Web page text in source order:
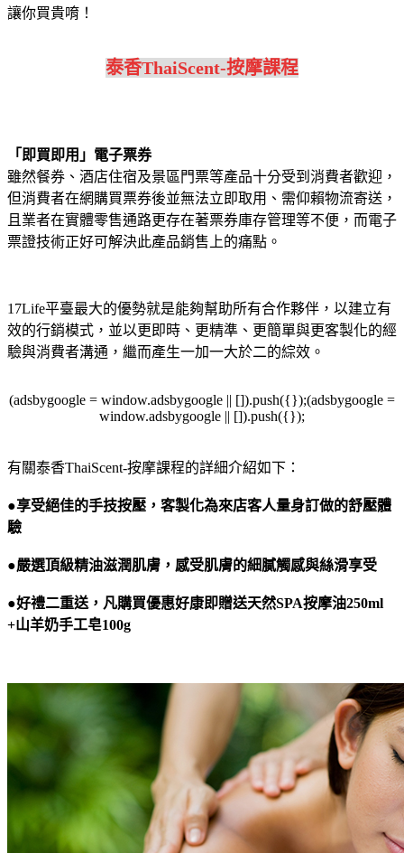
讓你買貴唷！
泰香ThaiScent-按摩課程
「即買即用」電子票券
雖然餐券、酒店住宿及景區門票等產品十分受到消費者歡迎，
但消費者在網購買票券後並無法立即取用、需仰賴物流寄送，
且業者在實體零售通路更存在著票券庫存管理等不便，而電子
票證技術正好可解決此產品銷售上的痛點。
17Life平臺最大的優勢就是能夠幫助所有合作夥伴，以建立有
效的行銷模式，並以更即時、更精準、更簡單與更客製化的經
驗與消費者溝通，繼而產生一加一大於二的綜效。
(adsbygoogle = window.adsbygoogle || []).push({});(adsbygoogle =
window.adsbygoogle || []).push({});
有關泰香ThaiScent-按摩課程的詳細介紹如下：
●享受絕佳的手技按壓，客製化為來店客人量身訂做的舒壓體
驗
●嚴選頂級精油滋潤肌膚，感受肌膚的細膩觸感與絲滑享受
●好禮二重送，凡購買優惠好康即贈送天然SPA按摩油250ml
+山羊奶手工皂100g